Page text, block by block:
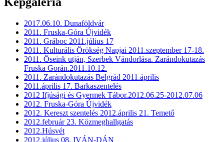
2017.06.10. Dunaföldvár
2011. Fruska-Góra Újvidék
2011. Gráboc 2011.július 17
2011. Kulturális Örökség Napjai 2011.szeptember 17-18.
2011. Öseink utján, Szerbek Vándorlása. Zarándokutazás
Fruska Gorán.2011.10.12.
2011. Zarándokutazás Belgrád 2011.április
2011.április 17. Barkaszentelés
2012 Ifjúsági és Gyermek Tábor.2012.06.25-2012.07.06
2012. Fruska-Góra Újvidék
2012. Kereszt szentelés 2012.április 21. Temető
2012.február 23. Közmeghallgatás
2012.Húsvét
2012.július 08. IVÁN-DÁN